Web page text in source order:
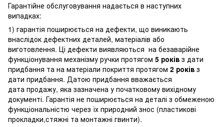
Гарантійне обслуговування надається в наступних
випадках:
1) гарантія поширюється на дефекти, що виникають
внаслідок дефектних деталей, матеріалів або
виготовлення. Ці дефекти виявляються на безаварійне
функціонування механізму ручки протягом 5 років з дати
придбання та на матеріали покриття протягом 2 років з
дати придбання. Датою придбання вважається
дата продажу, яка зазначена у початковому вихідному
документі. Гарантія не поширюється на деталі з обмеженою
функціональністю через їх природний знос (пластикові
прокладки,стяжні та монтажні гвинти).